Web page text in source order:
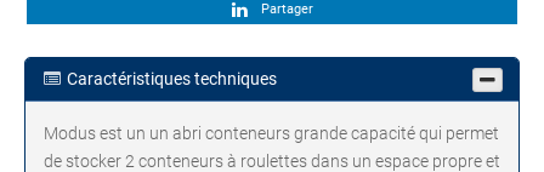
Partager
Caractéristiques techniques
Modus est un un abri conteneurs grande capacité qui permet
de stocker 2 conteneurs à roulettes dans un espace propre et